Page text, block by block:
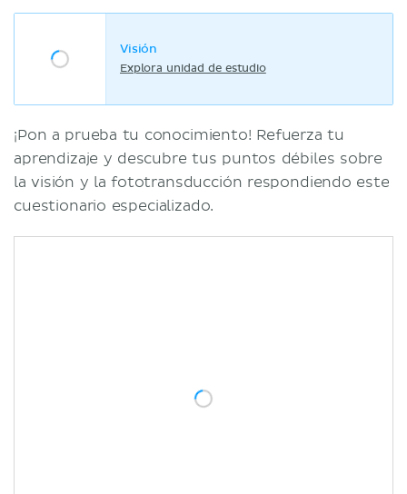
Visión
Explora unidad de estudio
¡Pon a prueba tu conocimiento! Refuerza tu
aprendizaje y descubre tus puntos débiles sobre
la visión y la fototransducción respondiendo este
cuestionario especializado.